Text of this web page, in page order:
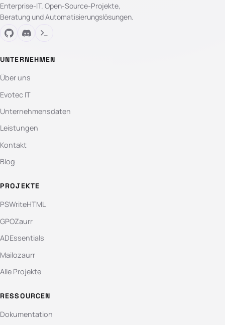
Enterprise-IT. Open-Source-Projekte,
Beratung und Automatisierungslösungen.
UNTERNEHMEN
Über uns
Evotec IT
Unternehmensdaten
Leistungen
Kontakt
Blog
PROJEKTE
PSWriteHTML
GPOZaurr
ADEssentials
Mailozaurr
Alle Projekte
RESSOURCEN
Dokumentation